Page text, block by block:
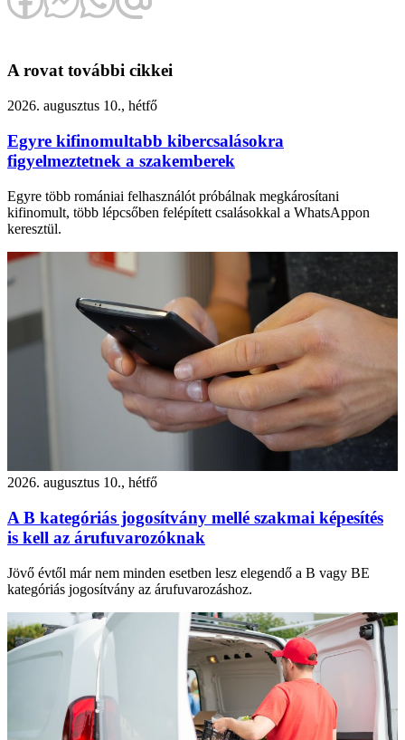
A rovat további cikkei
2026. augusztus 10., hétfő
Egyre kifinomultabb kibercsalásokra
figyelmeztetnek a szakemberek
Egyre több romániai felhasználót próbálnak megkárosítani
kifinomult, több lépcsőben felépített csalásokkal a WhatsAppon
keresztül.
2026. augusztus 10., hétfő
A B kategóriás jogosítvány mellé szakmai képesítés
is kell az árufuvarozóknak
Jövő évtől már nem minden esetben lesz elegendő a B vagy BE
kategóriás jogosítvány az árufuvarozáshoz.